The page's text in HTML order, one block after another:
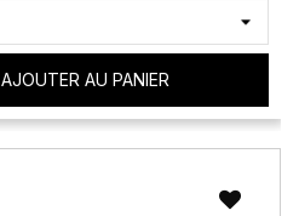
AJOUTER AU PANIER